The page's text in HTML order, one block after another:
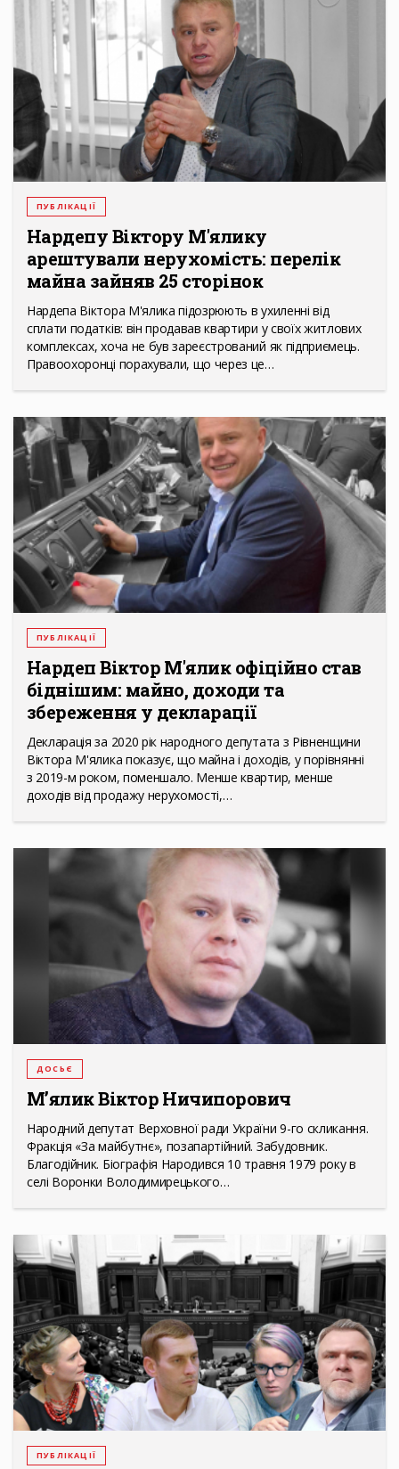
ПУБЛІКАЦІЇ
Нардепу Віктору М'ялику
арештували нерухомість: перелік
майна зайняв 25 сторінок
Нардепа Віктора М'ялика підозрюють в ухиленні від
сплати податків: він продавав квартири у своїх житлових
комплексах, хоча не був зареєстрований як підприємець.
Правоохоронці порахували, що через це…
ПУБЛІКАЦІЇ
Нардеп Віктор М'ялик офіційно став
біднішим: майно, доходи та
збереження у декларації
Декларація за 2020 рік народного депутата з Рівненщини
Віктора М'ялика показує, що майна і доходів, у порівнянні
з 2019-м роком, поменшало. Менше квартир, менше
доходів від продажу нерухомості,…
ДОСЬЄ
М’ялик Віктор Ничипорович
Народний депутат Верховної ради України 9-го скликання.
Фракція «За майбутнє», позапартійний. Забудовник.
Благодійник. Біографія Народився 10 травня 1979 року в
селі Воронки Володимирецького…
ПУБЛІКАЦІЇ